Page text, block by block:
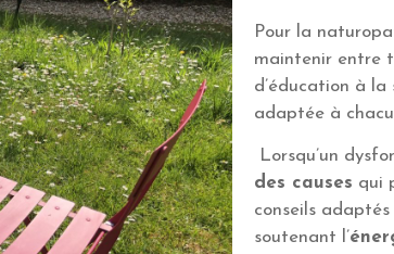
Pour la
maintenir entre
d’éducation à
adaptée à
Lorsqu’un
des causes qui
conseils
soutenant l’